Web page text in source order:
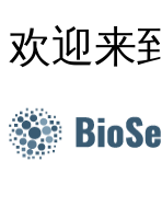
欢迎来